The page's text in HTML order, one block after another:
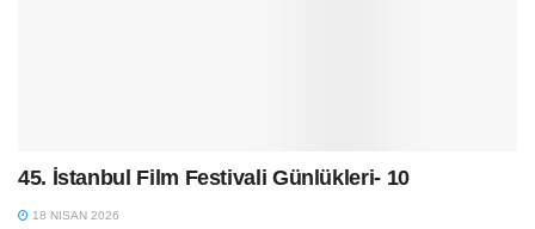
45. İstanbul Film Festivali Günlükleri- 10
18 NISAN 2026